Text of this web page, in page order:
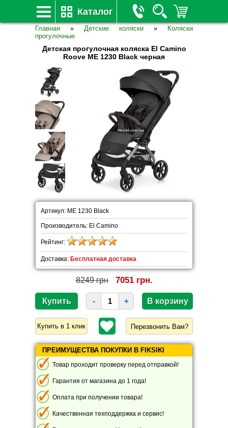
Каталог
Главная » Детские коляски »
Коляски
прогулочные
Детская прогулочная коляска El Camino
Roove ME 1230 Black черная
Артикул: ME 1230 Black
Производитель: El Camino
Рейтинг:
Доставка: Бесплатная доставка
8249 грн 7051 грн.
- +
Перезвонить Вам?
ПРЕИМУЩЕСТВА ПОКУПКИ В FIKSIKI
Товар проходит проверку перед отправкой!
Гарантия от магазина до 1 года!
Оплата при получении товара!
Качественная техподдержка и сервис!